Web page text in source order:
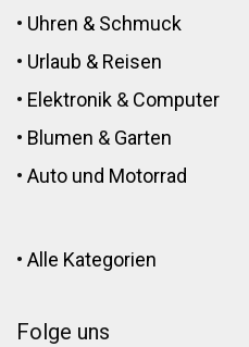
• Uhren & Schmuck
• Urlaub & Reisen
• Elektronik & Computer
• Blumen & Garten
• Auto und Motorrad
• Alle Kategorien
Folge uns